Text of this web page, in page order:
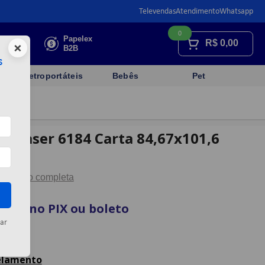
TelevendasAtendimentoWhatsapp
Faça sua
cotação
Papelex
B2B
R$ 0,00
0
Eletroportáteis Bebês Pet
Laser 6184 Carta 84,67x101,6
completa
no PIX ou boleto
×